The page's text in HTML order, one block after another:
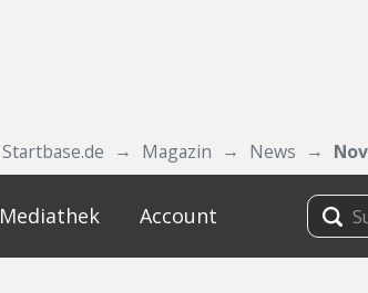
Startbase.de Magazin News
Mediathek Account